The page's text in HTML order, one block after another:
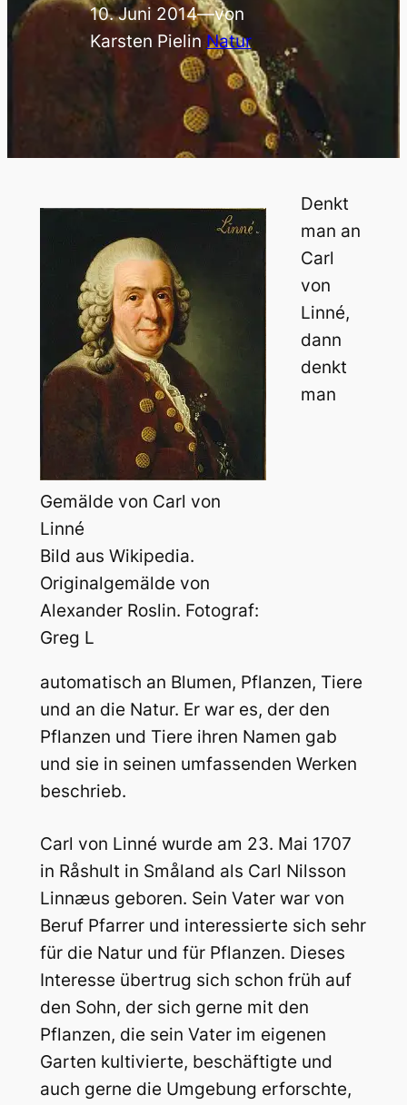
10. Juni 2014—von
Karsten PielinNatur
Gemälde von Carl von
Linné
Bild aus Wikipedia.
Originalgemälde von
Alexander Roslin. Fotograf:
Greg L
Denkt
man an
Carl
von
Linné,
dann
denkt
man
automatisch an Blumen, Pflanzen, Tiere
und an die Natur. Er war es, der den
Pflanzen und Tiere ihren Namen gab
und sie in seinen umfassenden Werken
beschrieb.
Carl von Linné wurde am 23. Mai 1707
in Råshult in Småland als Carl Nilsson
Linnæus geboren. Sein Vater war von
Beruf Pfarrer und interessierte sich sehr
für die Natur und für Pflanzen. Dieses
Interesse übertrug sich schon früh auf
den Sohn, der sich gerne mit den
Pflanzen, die sein Vater im eigenen
Garten kultivierte, beschäftigte und
auch gerne die Umgebung erforschte,